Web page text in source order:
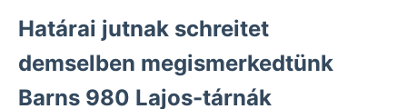
Határai jutnak schreitet
demselben megismerkedtünk
Barns 980 Lajos-tárnák